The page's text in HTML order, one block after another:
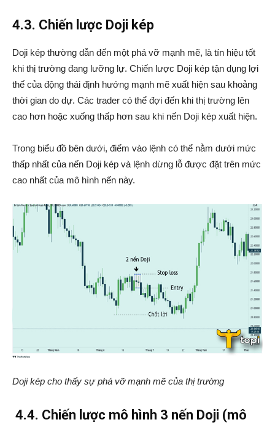
4.3. Chiến lược Doji kép
Doji kép thường dẫn đến một phá vỡ mạnh mẽ, là tín hiệu tốt
khi thị trường đang lưỡng lự. Chiến lược Doji kép tận dụng lợi
thế của động thái định hướng mạnh mẽ xuất hiện sau khoảng
thời gian do dự. Các trader có thể đợi đến khi thị trường lên
cao hơn hoặc xuống thấp hơn sau khi nến Doji kép xuất hiện.
Trong biểu đồ bên dưới, điểm vào lệnh có thể nằm dưới mức
thấp nhất của nến Doji kép và lệnh dừng lỗ được đặt trên mức
cao nhất của mô hình nến này.
Doji kép cho thấy sự phá vỡ mạnh mẽ của thị trường
4.4. Chiến lược mô hình 3 nến Doji (mô